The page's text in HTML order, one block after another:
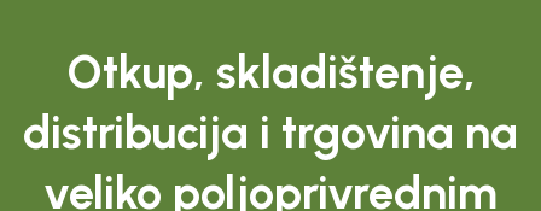
Otkup, skladištenje,
distribucija i trgovina na
veliko poljoprivrednim